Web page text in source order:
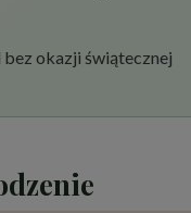
okazji świątecznej